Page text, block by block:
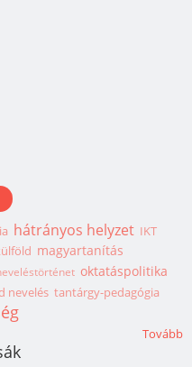
hátrányos helyzet IKT
magyartanítás
oktatáspolitika
nevelés tantárgy-pedagógia
Tovább